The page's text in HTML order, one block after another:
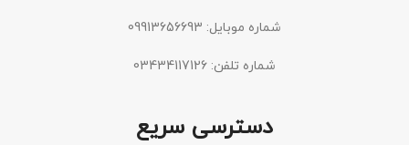
شماره موبایل: 09913656693
شماره تلفن: 03434117126
دسترسی سریع